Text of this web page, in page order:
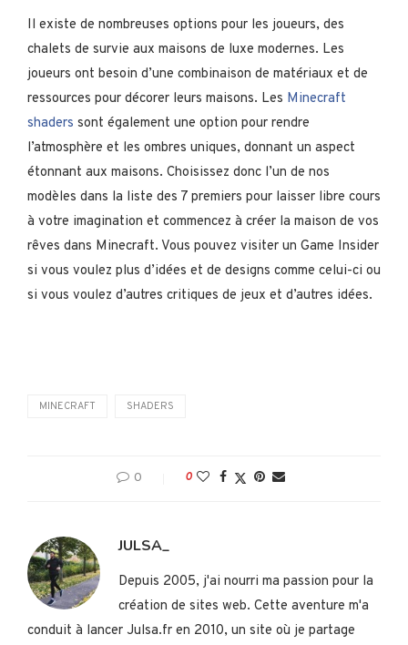
Il existe de nombreuses options pour les joueurs, des
chalets de survie aux maisons de luxe modernes. Les
joueurs ont besoin d’une combinaison de matériaux et de
ressources pour décorer leurs maisons. Les Minecraft
shaders sont également une option pour rendre
l’atmosphère et les ombres uniques, donnant un aspect
étonnant aux maisons. Choisissez donc l’un de nos
modèles dans la liste des 7 premiers pour laisser libre cours
à votre imagination et commencez à créer la maison de vos
rêves dans Minecraft. Vous pouvez visiter un Game Insider
si vous voulez plus d’idées et de designs comme celui-ci ou
si vous voulez d’autres critiques de jeux et d’autres idées.
MINECRAFT SHADERS
0 0
JULSA_
Depuis 2005, j'ai nourri ma passion pour la
création de sites web. Cette aventure m'a
conduit à lancer Julsa.fr en 2010, un site où je partage